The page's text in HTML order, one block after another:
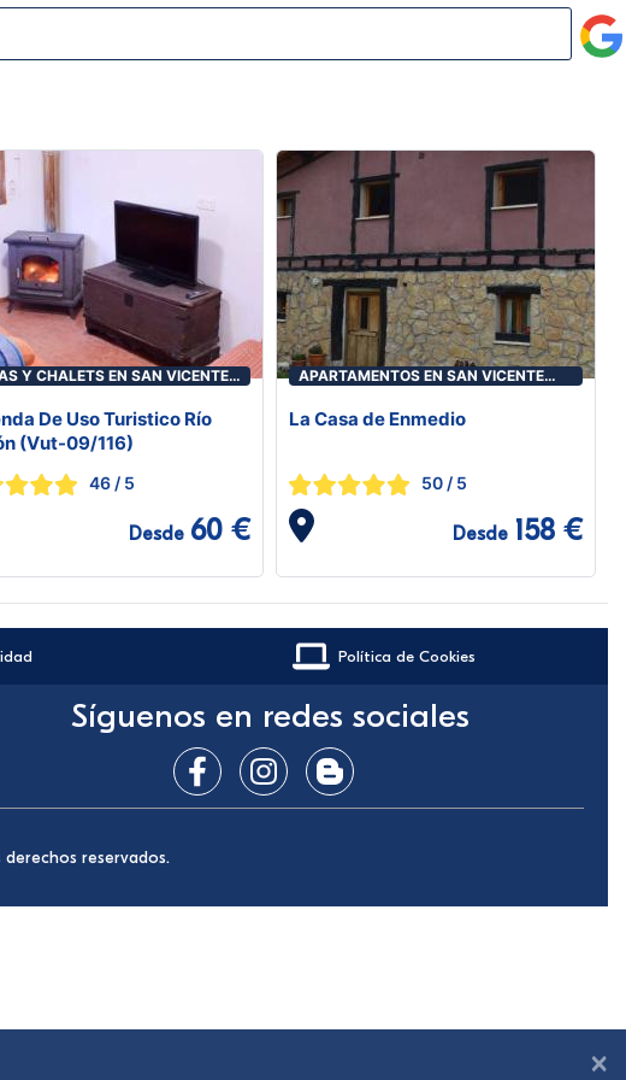
Y CHALETS EN SAN VICENTE
De Uso Turistico Río
(Vut-09/116)
46 / 5
Desde 60 €
APARTAMENTOS EN SAN VICENTE
La Casa de Enmedio
50 / 5
Desde 158 €
Política de Cookies
Síguenos en redes sociales
reservados.
×